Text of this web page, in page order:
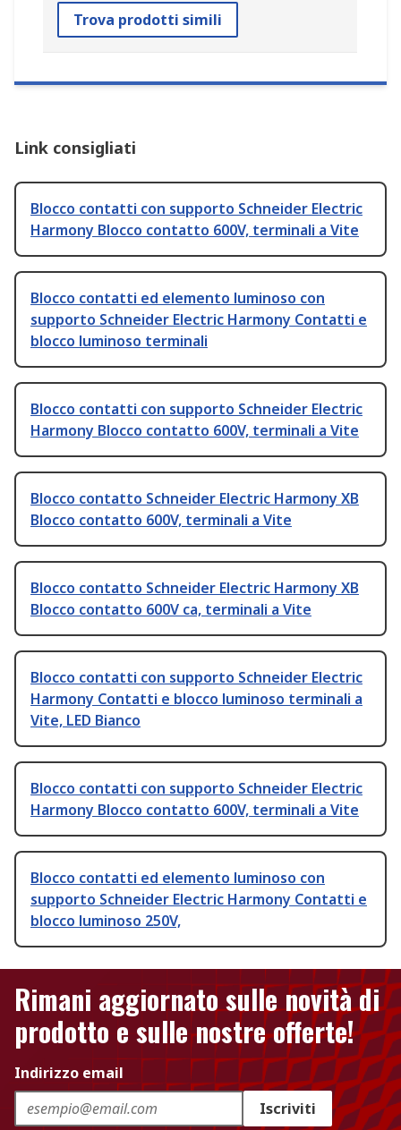
Trova prodotti simili
Link consigliati
Blocco contatti con supporto Schneider Electric
Harmony Blocco contatto 600V, terminali a Vite
Blocco contatti ed elemento luminoso con
supporto Schneider Electric Harmony Contatti e
blocco luminoso terminali
Blocco contatti con supporto Schneider Electric
Harmony Blocco contatto 600V, terminali a Vite
Blocco contatto Schneider Electric Harmony XB
Blocco contatto 600V, terminali a Vite
Blocco contatto Schneider Electric Harmony XB
Blocco contatto 600V ca, terminali a Vite
Blocco contatti con supporto Schneider Electric
Harmony Contatti e blocco luminoso terminali a
Vite, LED Bianco
Blocco contatti con supporto Schneider Electric
Harmony Blocco contatto 600V, terminali a Vite
Blocco contatti ed elemento luminoso con
supporto Schneider Electric Harmony Contatti e
blocco luminoso 250V,
Rimani aggiornato sulle novità di
prodotto e sulle nostre offerte!
Indirizzo email
Iscriviti